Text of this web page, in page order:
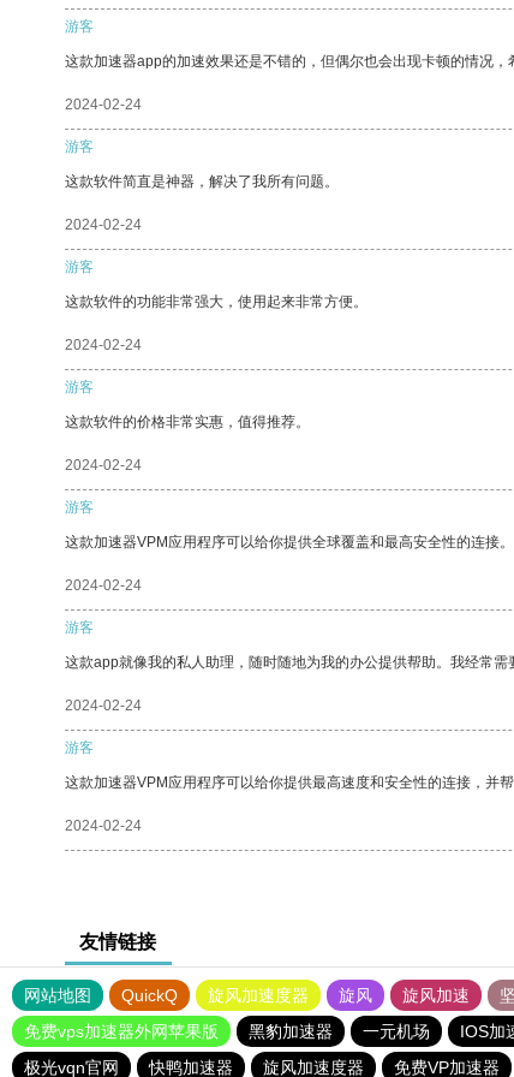
游客
这款加速器app的加速效果还是不错的，但偶尔也会出现卡顿的情况，
2024-02-24
游客
这款软件简直是神器，解决了我所有问题。
2024-02-24
游客
这款软件的功能非常强大，使用起来非常方便。
2024-02-24
游客
这款软件的价格非常实惠，值得推荐。
2024-02-24
游客
这款加速器VPM应用程序可以给你提供全球覆盖和最高安全性的连接。
2024-02-24
游客
这款app就像我的私人助理，随时随地为我的办公提供帮助。我经常
2024-02-24
游客
这款加速器VPM应用程序可以给你提供最高速度和安全性的连接，并帮
2024-02-24
友情链接
网站地图 QuickQ 旋风加速度器 旋风 旋风加速
免费vps加速器外网苹果版
黑豹加速器 一元机场 IOS加
极光vqn官网
快鸭加速器 旋风加速度器 免费VP加速器